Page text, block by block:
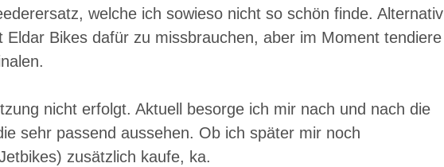
welche ich sowieso nicht so schön finde. Alternativ
Eldar Bikes dafür zu missbrauchen, aber im Moment tendiere
nicht erfolgt. Aktuell besorge ich mir nach und nach die
sehr passend aussehen. Ob ich später mir noch
zusätzlich kaufe, ka.